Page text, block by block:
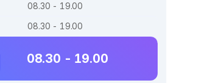
08.30 - 19.00
08.30 - 19.00
08.30 - 19.00